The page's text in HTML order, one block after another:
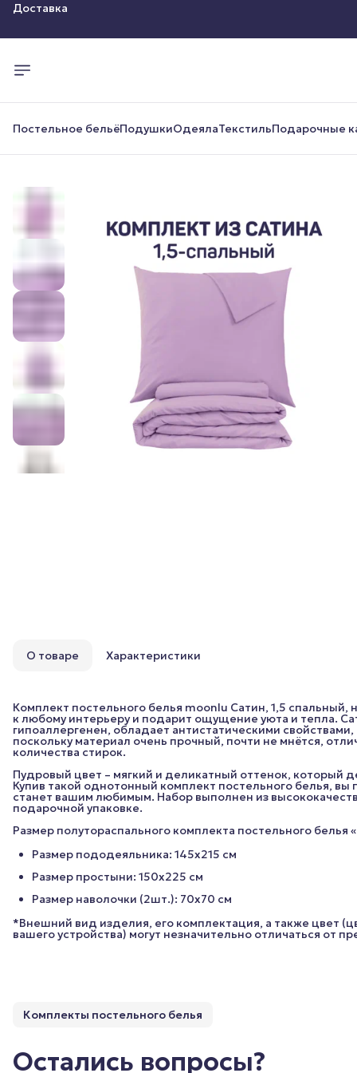
Постельное бельёПодушкиОдеялаТекстильПодарочные
О товаре Характеристики
Комплект постельного белья moonlu Сатин, 1,5
к любому интерьеру и подарит ощущение уюта и тепла.
гипоаллергенен, обладает антистатическими
поскольку материал очень прочный, почти не мнётся,
количества стирок.
Пудровый цвет – мягкий и деликатный оттенок, который
Купив такой однотонный комплект постельного белья,
станет вашим любимым. Набор выполнен из
подарочной упаковке.
Размер полутораспального комплекта постельного белья
Размер пододеяльника: 145х215 см
Размер простыни: 150х225 см
Размер наволочки (2шт.): 70х70 см
*Внешний вид изделия, его комплектация, а также цвет
вашего устройства) могут незначительно отличаться от
Комплекты постельного белья
Остались вопросы?